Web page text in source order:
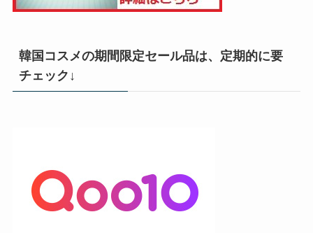
韓国コスメの期間限定セール品は、定期的に要
チェック↓